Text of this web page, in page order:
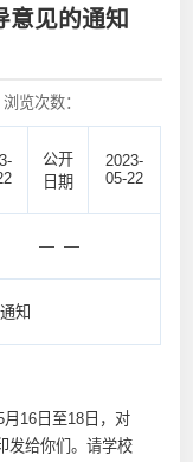
意见的通知
浏览次数：
公开
日期
2023-
05-22
— —
知
16日至18日，对
发给你们。请学校